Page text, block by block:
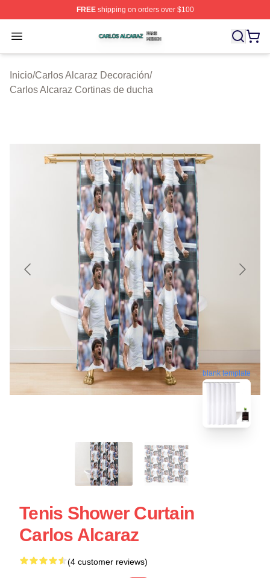
FREEshipping on orders over $100
Open menu
Carlos Alcaraz Shop ⚡️ Officially Licensed Carlos
Inicio/Carlos Alcaraz Decoración/
Carlos Alcaraz Cortinas de ducha
blank template
Tenis Shower Curtain
Carlos Alcaraz
(4 customer reviews)